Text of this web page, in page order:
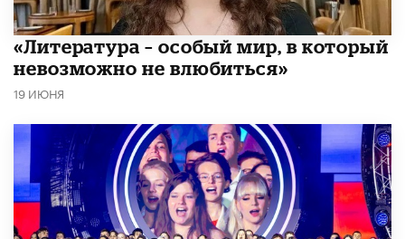
​«Литература – особый мир, в который
невозможно не влюбиться»
19 ИЮНЯ